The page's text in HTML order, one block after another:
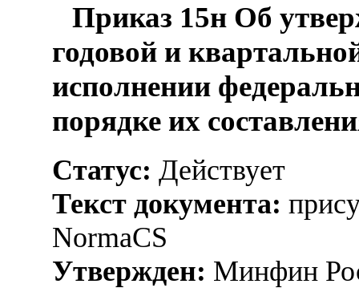
Приказ 15н Об
годовой и
исполнении
порядке их
Статус: Действует
Текст документа:
NormaCS
Утвержден: Минфин